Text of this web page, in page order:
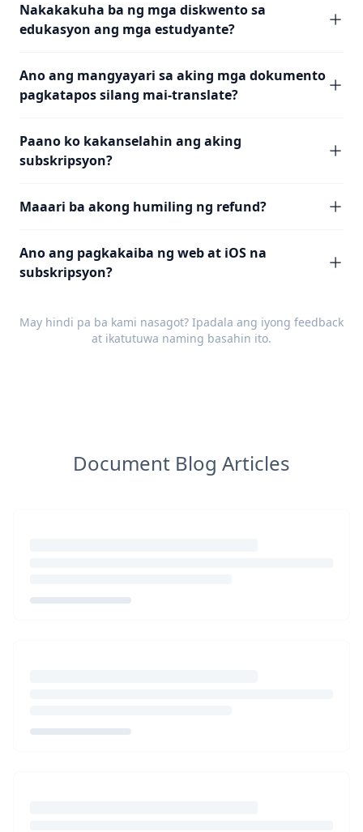
Nakakakuha ba ng mga diskwento sa
edukasyon ang mga estudyante?
Ano ang mangyayari sa aking mga dokumento
pagkatapos silang mai-translate?
Paano ko kakanselahin ang aking
subskripsyon?
Maaari ba akong humiling ng refund?
Ano ang pagkakaiba ng web at iOS na
subskripsyon?
May hindi pa ba kami nasagot? Ipadala ang iyong feedback
at ikatutuwa naming basahin ito.
Document Blog Articles